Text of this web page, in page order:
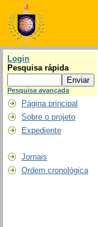
Login
Pesquisa rápida
Pesquisa avançada
Página principal
Sobre o projeto
Expediente
Jornais
Ordem cronológica